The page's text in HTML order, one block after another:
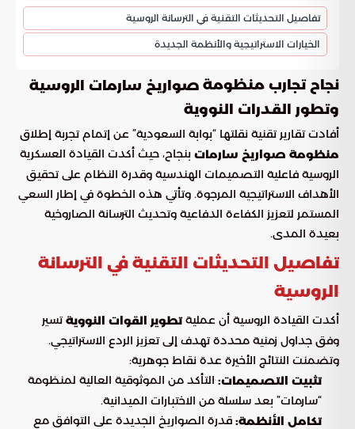
تفاصيل التحديثات التقنية في الترسانة الروسية
الخيارات الاستراتيجية والأنظمة الجديدة
نجاح تجارب منظومة صواريخ سارمات الروسية
وتطور القدرات النووية
أفادت تقارير تقنية نقلتها “بوابة السعودية” عن إتمام تجربة إطلاق
منظومة صواريخ سارمات بنجاح، حيث أكدت القيادة العسكرية
الروسية فاعلية التصميمات الهندسية وقدرة النظام على تحقيق
الأهداف الاستراتيجية المرجوة. وتأتي هذه الخطوة في إطار السعي
المستمر لتعزيز الكفاءة الدفاعية وتحديث الترسانة الصاروخية
بعيدة المدى.
تفاصيل التحديثات التقنية في الترسانة
الروسية
أكدت القيادة الروسية أن عمليةتطوير القوات النوويةتسير
وفق جداول زمنية محددة تهدف إلى تعزيز الردع الاستراتيجي.
وتضمنت النتائج الأخيرة عدة نقاط جوهرية:
تثبيت التصميمات: التأكد من الموثوقية العالية لمنظومة
“سارمات” بعد سلسلة من الاختبارات الميدانية.
تكامل الأنظمة: قدرة الصواريخ الجديدة على التوافق مع